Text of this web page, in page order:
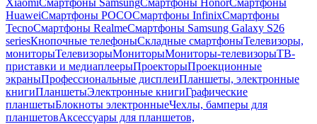
XiaomiСмартфоны SamsungСмартфоны HonorСмартфоны
HuaweiСмартфоны POCOСмартфоны InfinixСмартфоны
TecnoСмартфоны RealmeСмартфоны Samsung Galaxy S26
seriesКнопочные телефоныСкладные смартфоныТелевизоры,
мониторыТелевизорыМониторыМониторы-телевизорыТВ-
приставки и медиаплеерыПроекторыПроекционные
экраныПрофессиональные дисплеиПланшеты, электронные
книгиПланшетыЭлектронные книгиГрафические
планшетыБлокноты электронныеЧехлы, бамперы для
планшетовАксессуары для планшетов,